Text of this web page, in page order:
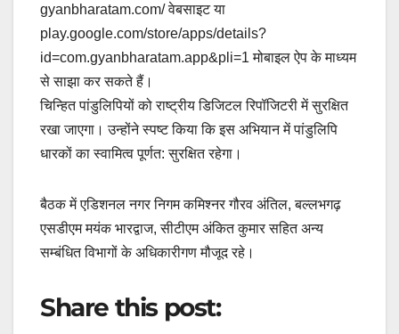
gyanbharatam.com/ वेबसाइट या
play.google.com/store/apps/details?
id=com.gyanbharatam.app&pli=1 मोबाइल ऐप के माध्यम
से साझा कर सकते हैं।
चिन्हित पांडुलिपियों को राष्ट्रीय डिजिटल रिपॉजिटरी में सुरक्षित
रखा जाएगा। उन्होंने स्पष्ट किया कि इस अभियान में पांडुलिपि
धारकों का स्वामित्व पूर्णत: सुरक्षित रहेगा।
बैठक में एडिशनल नगर निगम कमिश्नर गौरव अंतिल, बल्लभगढ़
एसडीएम मयंक भारद्वाज, सीटीएम अंकित कुमार सहित अन्य
सम्बंधित विभागों के अधिकारीगण मौजूद रहे।
Share this post: